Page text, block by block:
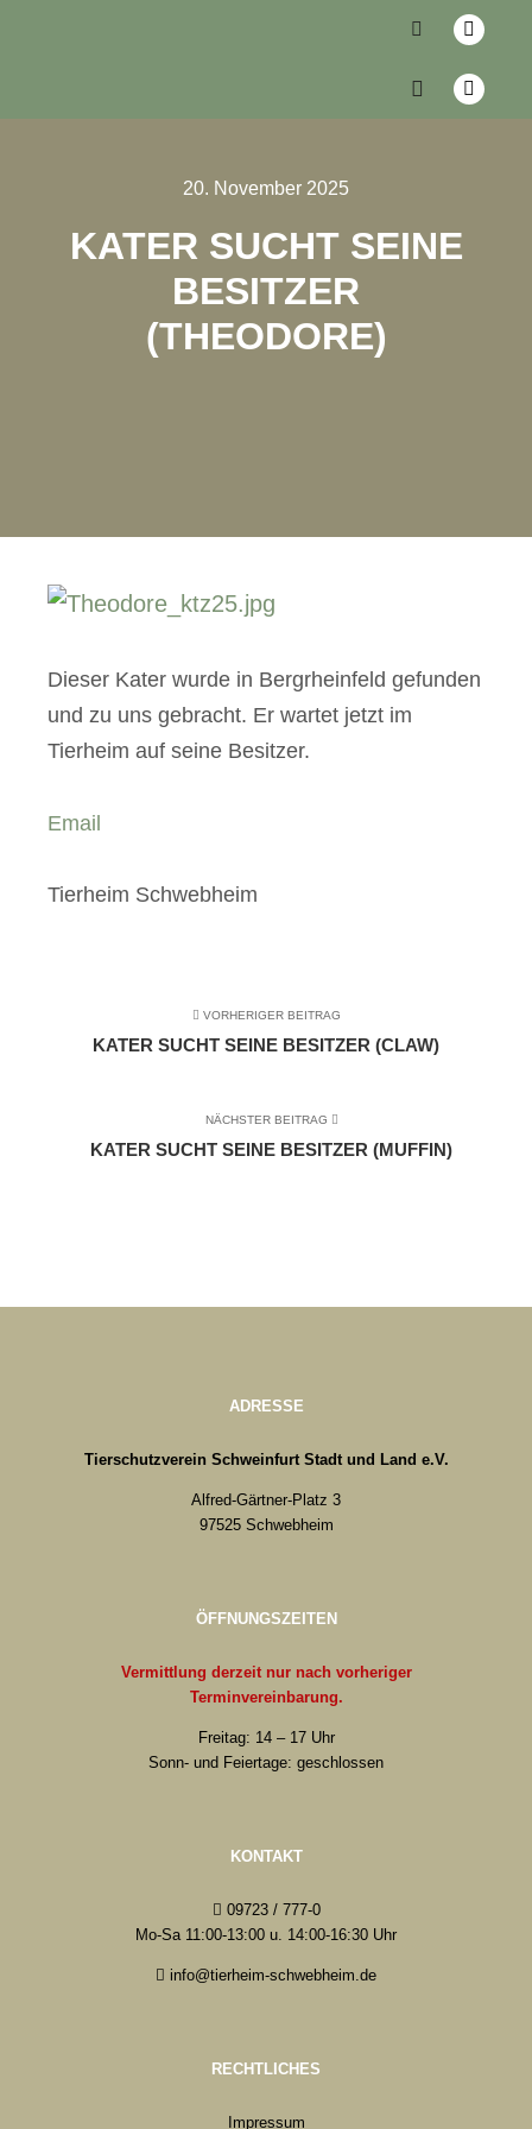
20. November 2025
KATER SUCHT SEINE
BESITZER
(THEODORE)
Dieser Kater wurde in Bergrheinfeld gefunden
und zu uns gebracht. Er wartet jetzt im
Tierheim auf seine Besitzer.
Email
Tierheim Schwebheim
VORHERIGER BEITRAG
KATER SUCHT SEINE BESITZER (CLAW)
NÄCHSTER BEITRAG
KATER SUCHT SEINE BESITZER (MUFFIN)
ADRESSE
Tierschutzverein Schweinfurt Stadt und Land e.V.
Alfred-Gärtner-Platz 3
97525 Schwebheim
ÖFFNUNGSZEITEN
Vermittlung derzeit nur nach vorheriger
Terminvereinbarung.
Freitag: 14 – 17 Uhr
Sonn- und Feiertage: geschlossen
KONTAKT
09723 / 777-0
Mo-Sa 11:00-13:00 u. 14:00-16:30 Uhr
info@tierheim-schwebheim.de
RECHTLICHES
Impressum